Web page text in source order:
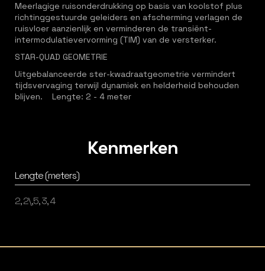
Meerlagige ruisonderdrukking op basis van koolstof plus
richtinggestuurde geleiders en afscherming verlagen de
ruisvloer aanzienlijk en verminderen de transiënt-
intermodulatievervorming (TIM) van de versterker.
STAR-QUAD GEOMETRIE
Uitgebalanceerde ster-kwadraatgeometrie vermindert
tijdsvervaging terwijl dynamiek en helderheid behouden
blijven. Lengte: 2 - 4 meter
Kenmerken
Lengte (meters)
2, 2\,5, 3, 4